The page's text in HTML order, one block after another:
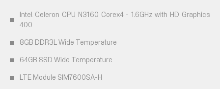
Intel Celeron CPU N3160 Corex4 - 1.6GHz with HD Graphics
400
8GB DDR3L Wide Temperature
64GB SSD Wide Temperature
LTE Module SIM7600SA-H